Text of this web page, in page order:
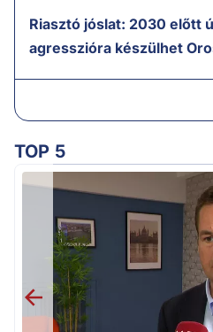
Riasztó jóslat: 2030 előtt
agresszióra készülhet
TOP 5